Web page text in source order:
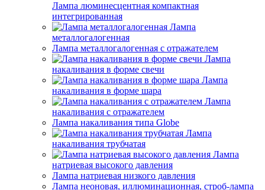
Лампа люминесцентная компактная
интегрированная
Лампа
металлогалогенная
Лампа металлогалогенная с отражателем
Лампа
накаливания в форме свечи
Лампа
накаливания в форме шара
Лампа
накаливания с отражателем
Лампа накаливания типа Globe
Лампа
накаливания трубчатая
Лампа
натриевая высокого давления
Лампа натриевая низкого давления
Лампа неоновая, иллюминационная, строб-лампа